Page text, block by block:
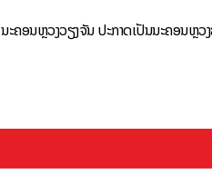
ນະຄອນຫຼວງວຽງຈັນ ປະກາດເປັນນະຄອນຫຼວ